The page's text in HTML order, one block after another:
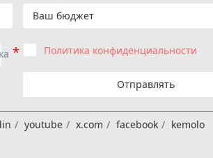
Политика конфиденциальности
Отправлять
youtube x.com facebook kemolo